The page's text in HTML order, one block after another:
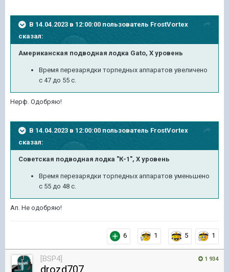
В 14.04.2023 в 12:00:00 пользователь FrostVortex
сказал:
Американская подводная лодка Gato, X уровень
Время перезарядки торпедных аппаратов увеличено
с 47 до 55 с.
Нерф. Одобряю!
В 14.04.2023 в 12:00:00 пользователь FrostVortex
сказал:
Советская подводная лодка "К-1", X уровень
Время перезарядки торпедных аппаратов уменьшено
с 55 до 48 с.
Ап. Не одобряю!
6 1 5 1
1 934
[BSP4]
drozd707